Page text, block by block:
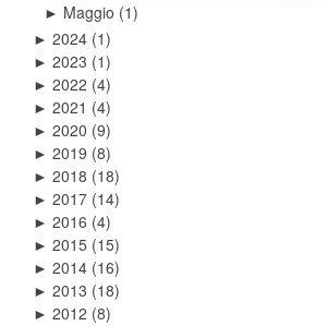
► Maggio (1)
► 2024 (1)
► 2023 (1)
► 2022 (4)
► 2021 (4)
► 2020 (9)
► 2019 (8)
► 2018 (18)
► 2017 (14)
► 2016 (4)
► 2015 (15)
► 2014 (16)
► 2013 (18)
► 2012 (8)